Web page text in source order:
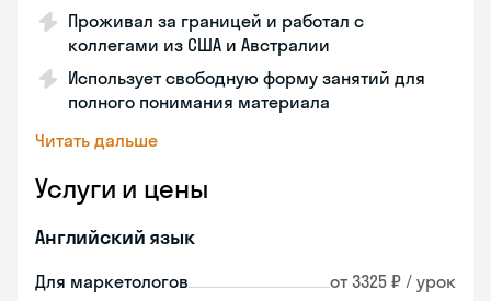
Проживал за границей и работал с
коллегами из США и Австралии
Использует свободную форму занятий для
полного понимания материала
Читать дальше
Услуги и цены
Английский язык
Для маркетологов от 3325 ₽ / урок